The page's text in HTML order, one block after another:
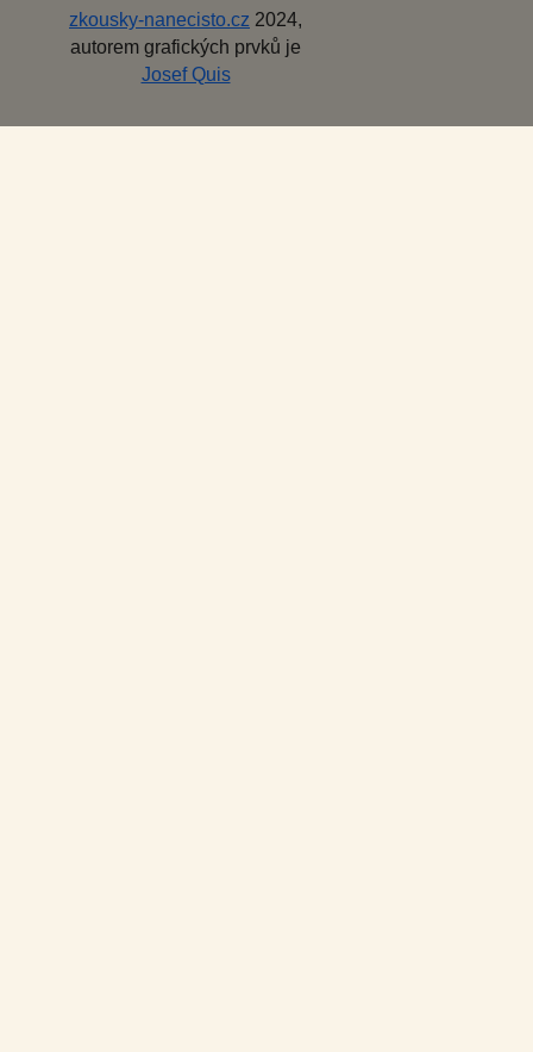
zkousky-nanecisto.cz 2024,
autorem grafických prvků je
Josef Quis